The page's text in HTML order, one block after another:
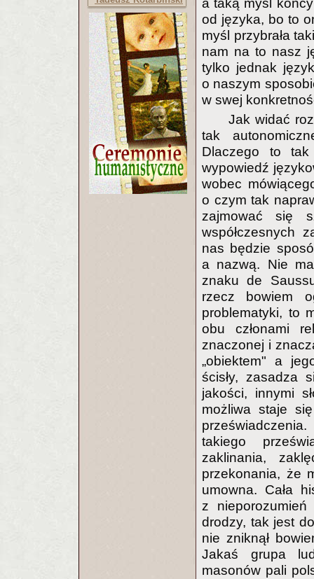
a taką myśl
od języka, bo to
myśl przybrała
nam na to nasz
tylko jednak
o naszym
w swej
Jak widać
tak
Dlaczego to
wypowiedź
wobec
o czym tak
zajmować się
współczesnych
nas będzie
a nazwą. Nie
znaku de
rzecz bowiem
problematyki, to
obu członami
znaczonej i
„obiektem" a
ścisły, zasadza
jakości, innymi
możliwa staje
takiego
zaklinania,
przekonania, że
umowna. Cała
z
drodzy, tak jest
nie zniknął
Jakaś grupa
masonów pali